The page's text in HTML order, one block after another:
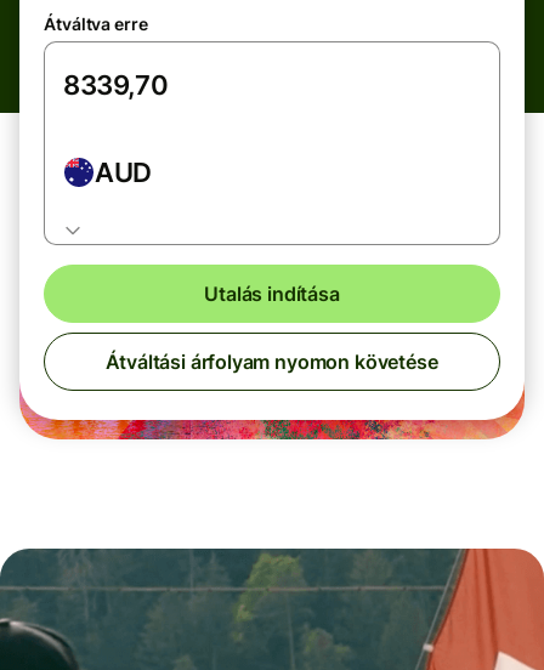
Átváltva erre
AUD
Utalás indítása
Átváltási árfolyam nyomon követése